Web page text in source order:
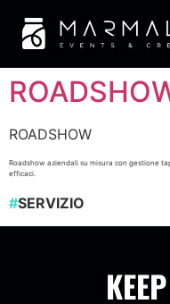
ROADSHOW
Roadshow aziendali su misura con gestione
efficaci.
#SERVIZIO